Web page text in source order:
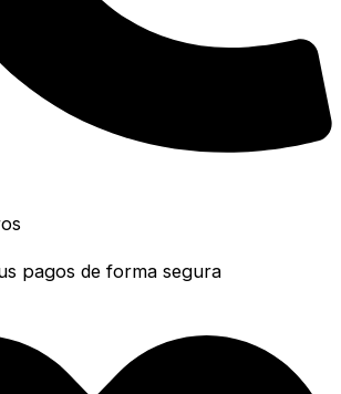
pagos de forma segura